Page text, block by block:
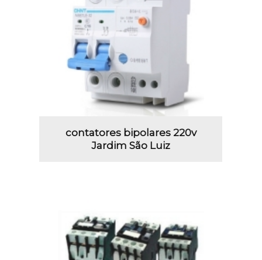
contatores bipolares 220v
Jardim São Luiz